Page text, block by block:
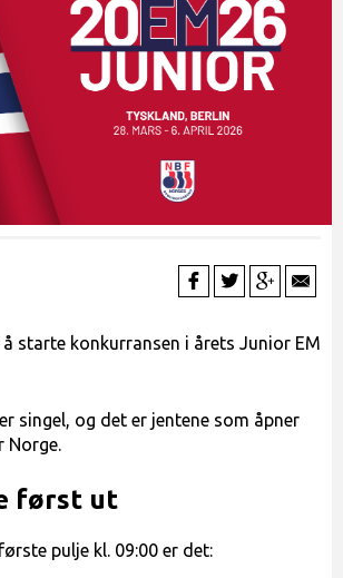
starte konkurransen i årets Junior EM
singel, og det er jentene som åpner
Norge.
først ut
pulje kl. 09:00 er det: